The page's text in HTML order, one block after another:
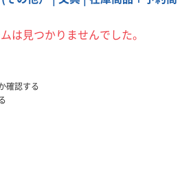
は見つかりませんでした。
確認する